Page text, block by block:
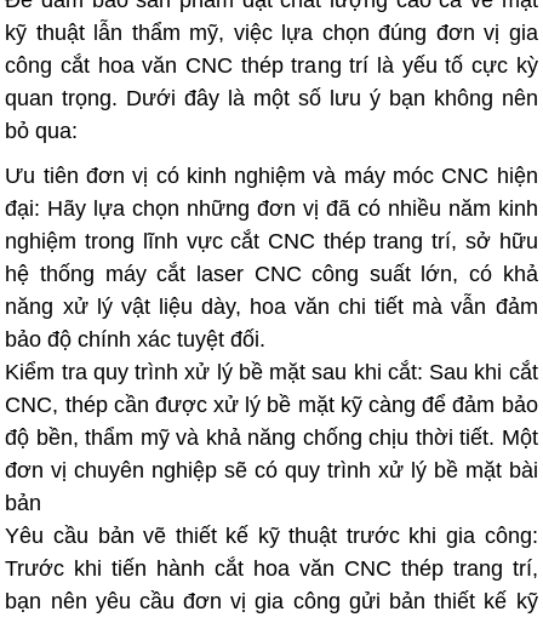
kỹ thuật lẫn thẩm mỹ, việc lựa chọn đúng đơn vị gia
công cắt hoa văn CNC thép trang trí là yếu tố cực kỳ
quan trọng. Dưới đây là một số lưu ý bạn không nên
bỏ qua:
Ưu tiên đơn vị có kinh nghiệm và máy móc CNC hiện
đại: Hãy lựa chọn những đơn vị đã có nhiều năm kinh
nghiệm trong lĩnh vực cắt CNC thép trang trí, sở hữu
hệ thống máy cắt laser CNC công suất lớn, có khả
năng xử lý vật liệu dày, hoa văn chi tiết mà vẫn đảm
bảo độ chính xác tuyệt đối.
Kiểm tra quy trình xử lý bề mặt sau khi cắt: Sau khi cắt
CNC, thép cần được xử lý bề mặt kỹ càng để đảm bảo
độ bền, thẩm mỹ và khả năng chống chịu thời tiết. Một
đơn vị chuyên nghiệp sẽ có quy trình xử lý bề mặt bài
bản
Yêu cầu bản vẽ thiết kế kỹ thuật trước khi gia công:
Trước khi tiến hành cắt hoa văn CNC thép trang trí,
bạn nên yêu cầu đơn vị gia công gửi bản thiết kế kỹ